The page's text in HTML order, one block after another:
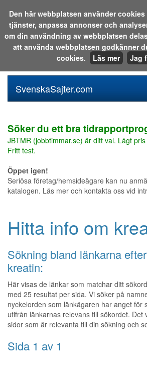
Sök i katalogen eller på webben:
SvenskaSajter.com
Söker du ett bra
JBTMR (jobbtimmar.se) är ditt val. Lågt
Fritt test.
Öppet igen!
Seriösa företag/hemsideägare kan nu
katalogen. Läs mer och kontakta oss vid
Hitta info om
Sökning bland länkarna
kreatin:
Här visas de länkar som matchar ditt sökord
med 25 resultat per sida. Vi söker på
nyckelorden som länkägaren har anget för
utifrån länkarnas relevans till sökordet. Det
sidor som är relevanta till din sökning och
Sida 1 av 1
Den här webbplatsen använder
tjänster, anpassa annonser och
om din användning av webbplatsen
att använda webbplatsen godkänner
cookies.
Läs mer Jag